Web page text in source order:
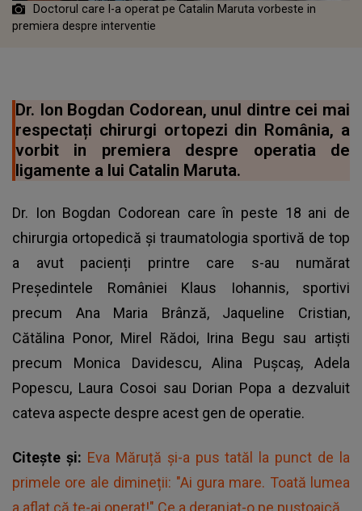
Doctorul care l-a operat pe Catalin Maruta vorbeste in
premiera despre interventie
Dr. Ion Bogdan Codorean, unul dintre cei mai
respectați chirurgi ortopezi din România, a
vorbit in premiera despre operatia de
ligamente a lui Catalin Maruta.
Dr. Ion Bogdan Codorean care în peste 18 ani de
chirurgia ortopedică și traumatologia sportivă de top
a avut pacienți printre care s-au numărat
Președintele României Klaus Iohannis, sportivi
precum Ana Maria Brânză, Jaqueline Cristian,
Cătălina Ponor, Mirel Rădoi, Irina Begu sau artiști
precum Monica Davidescu, Alina Pușcaș, Adela
Popescu, Laura Cosoi sau Dorian Popa a dezvaluit
cateva aspecte despre acest gen de operatie.
Citește și: Eva Măruță și-a pus tatăl la punct de la
primele ore ale dimineții: "Ai gura mare. Toată lumea
a aflat că te-ai operat!" Ce a deranjat-o pe puștoaică